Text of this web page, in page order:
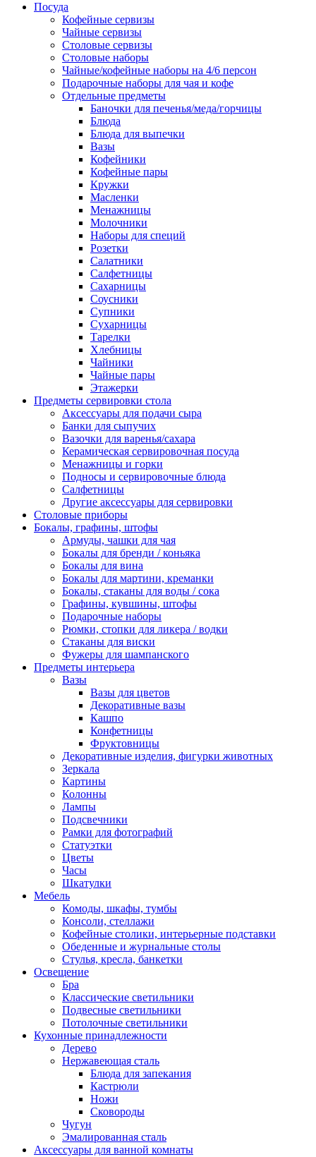
Посуда
Кофейные сервизы
Чайные сервизы
Столовые сервизы
Столовые наборы
Чайные/кофейные наборы на 4/6 персон
Подарочные наборы для чая и кофе
Отдельные предметы
Баночки для печенья/меда/горчицы
Блюда
Блюда для выпечки
Вазы
Кофейники
Кофейные пары
Кружки
Масленки
Менажницы
Молочники
Наборы для специй
Розетки
Салатники
Салфетницы
Сахарницы
Соусники
Супники
Сухарницы
Тарелки
Хлебницы
Чайники
Чайные пары
Этажерки
Предметы сервировки стола
Аксессуары для подачи сыра
Банки для сыпучих
Вазочки для варенья/сахара
Керамическая сервировочная посуда
Менажницы и горки
Подносы и сервировочные блюда
Салфетницы
Другие аксессуары для сервировки
Столовые приборы
Бокалы, графины, штофы
Армуды, чашки для чая
Бокалы для бренди / коньяка
Бокалы для вина
Бокалы для мартини, креманки
Бокалы, стаканы для воды / сока
Графины, кувшины, штофы
Подарочные наборы
Рюмки, стопки для ликера / водки
Стаканы для виски
Фужеры для шампанского
Предметы интерьера
Вазы
Вазы для цветов
Декоративные вазы
Кашпо
Конфетницы
Фруктовницы
Декоративные изделия, фигурки животных
Зеркала
Картины
Колонны
Лампы
Подсвечники
Рамки для фотографий
Статуэтки
Цветы
Часы
Шкатулки
Мебель
Комоды, шкафы, тумбы
Консоли, стеллажи
Кофейные столики, интерьерные подставки
Обеденные и журнальные столы
Стулья, кресла, банкетки
Освещение
Бра
Классические светильники
Подвесные светильники
Потолочные светильники
Кухонные принадлежности
Дерево
Нержавеющая сталь
Блюда для запекания
Кастрюли
Ножи
Сковороды
Чугун
Эмалированная сталь
Аксессуары для ванной комнаты